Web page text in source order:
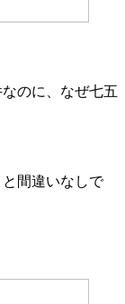
のに、なぜ七五
間違いなしで